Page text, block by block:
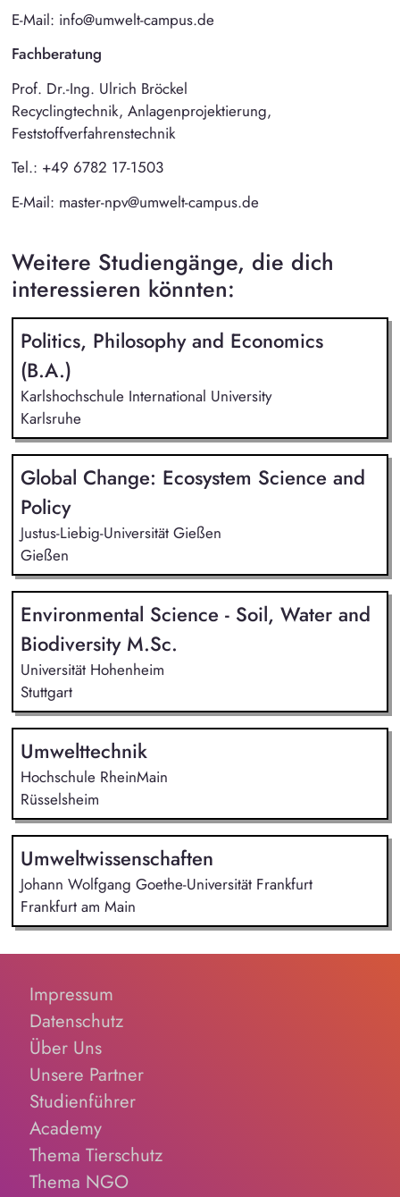
E-Mail: info@umwelt-campus.de
Fachberatung
Prof. Dr.-Ing. Ulrich Bröckel
Recyclingtechnik, Anlagenprojektierung,
Feststoffverfahrenstechnik
Tel.: +49 6782 17-1503
E-Mail: master-npv@umwelt-campus.de
Weitere Studiengänge, die dich
interessieren könnten:
Politics, Philosophy and Economics
(B.A.)
Karlshochschule International University
Karlsruhe
Global Change: Ecosystem Science and
Policy
Justus-Liebig-Universität Gießen
Gießen
Environmental Science - Soil, Water and
Biodiversity M.Sc.
Universität Hohenheim
Stuttgart
Umwelttechnik
Hochschule RheinMain
Rüsselsheim
Umweltwissenschaften
Johann Wolfgang Goethe-Universität Frankfurt
Frankfurt am Main
Impressum
Datenschutz
Über Uns
Unsere Partner
Studienführer
Academy
Thema Tierschutz
Thema NGO